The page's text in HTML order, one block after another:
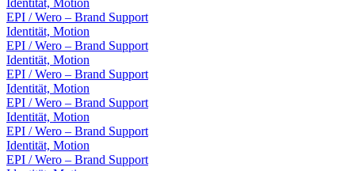
Identität, Motion
EPI / Wero – Brand Support
Identität, Motion
EPI / Wero – Brand Support
Identität, Motion
EPI / Wero – Brand Support
Identität, Motion
EPI / Wero – Brand Support
Identität, Motion
EPI / Wero – Brand Support
Identität, Motion
EPI / Wero – Brand Support